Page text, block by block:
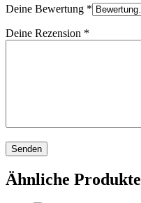
Deine Bewertung *
Deine Rezension *
Ähnliche Produkte